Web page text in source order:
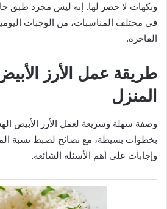
ونكهات لا حصر لها. إنه ليس مجرد طبق
في مختلف المناسبات، من الوجبات
الفاخرة.
طريقة عمل الأرز
المنزل
وصفة سهلة وسريعة لعمل الأرز الأبيض
بخطوات بسيطة، مع نصائح لضبط نسبة
وإجابات على أهم الأسئلة الشائعة.